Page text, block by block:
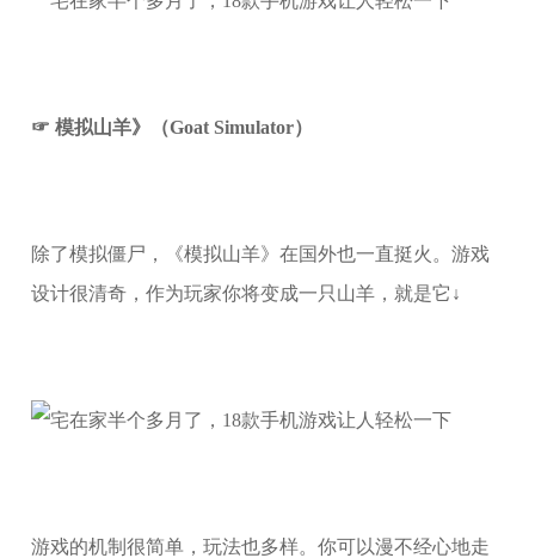
☞ 模拟山羊》（Goat Simulator）
除了模拟僵尸，《模拟山羊》在国外也一直挺火。游戏
设计很清奇，作为玩家你将变成一只山羊，就是它↓
游戏的机制很简单，玩法也多样。你可以漫不经心地走